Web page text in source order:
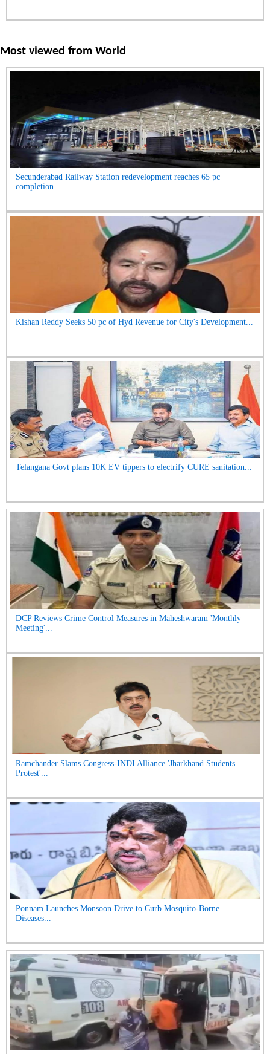
Most viewed from World
Secunderabad Railway Station redevelopment reaches 65 pc
completion...
Kishan Reddy Seeks 50 pc of Hyd Revenue for City's Development...
Telangana Govt plans 10K EV tippers to electrify CURE sanitation...
DCP Reviews Crime Control Measures in Maheshwaram 'Monthly
Meeting'...
Ramchander Slams Congress-INDI Alliance 'Jharkhand Students
Protest'...
Ponnam Launches Monsoon Drive to Curb Mosquito-Borne
Diseases...